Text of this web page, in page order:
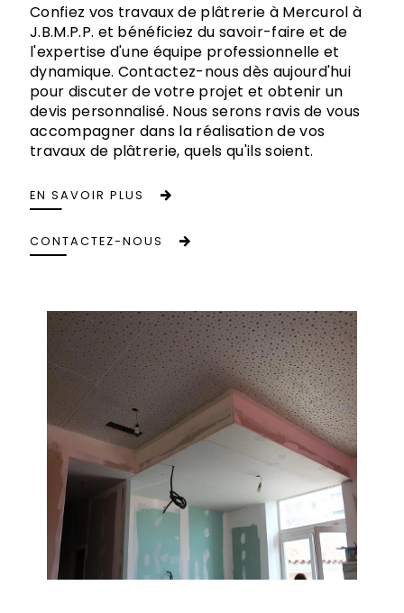
Confiez vos travaux de plâtrerie à Mercurol à
J.B.M.P.P. et bénéficiez du savoir-faire et de
l'expertise d'une équipe professionnelle et
dynamique. Contactez-nous dès aujourd'hui
pour discuter de votre projet et obtenir un
devis personnalisé. Nous serons ravis de vous
accompagner dans la réalisation de vos
travaux de plâtrerie, quels qu'ils soient.
EN SAVOIR PLUS
CONTACTEZ-NOUS